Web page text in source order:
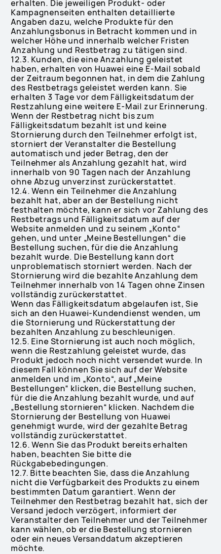
erhalten. Die jeweiligen Produkt- oder
Kampagnenseiten enthalten detaillierte
Angaben dazu, welche Produkte für den
Anzahlungsbonus in Betracht kommen und in
welcher Höhe und innerhalb welcher Fristen
Anzahlung und Restbetrag zu tätigen sind.
12.3. Kunden, die eine Anzahlung geleistet
haben, erhalten von Huawei eine E-Mail sobald
der Zeitraum begonnen hat, in dem die Zahlung
des Restbetrags geleistet werden kann. Sie
erhalten 3 Tage vor dem Fälligkeitsdatum der
Restzahlung eine weitere E-Mail zur Erinnerung.
Wenn der Restbetrag nicht bis zum
Fälligkeitsdatum bezahlt ist und keine
Stornierung durch den Teilnehmer erfolgt ist,
storniert der Veranstalter die Bestellung
automatisch und jeder Betrag, den der
Teilnehmer als Anzahlung gezahlt hat, wird
innerhalb von 90 Tagen nach der Anzahlung
ohne Abzug unverzinst zurückerstattet.
12.4. Wenn ein Teilnehmer die Anzahlung
bezahlt hat, aber an der Bestellung nicht
festhalten möchte, kann er sich vor Zahlung des
Restbetrags und Fälligkeitsdatum auf der
Website anmelden und zu seinem „Konto“
gehen, und unter „Meine Bestellungen“ die
Bestellung suchen, für die die Anzahlung
bezahlt wurde. Die Bestellung kann dort
unproblematisch storniert werden. Nach der
Stornierung wird die bezahlte Anzahlung dem
Teilnehmer innerhalb von 14 Tagen ohne Zinsen
vollständig zurückerstattet.
Wenn das Fälligkeitsdatum abgelaufen ist, Sie
sich an den Huawei-Kundendienst wenden, um
die Stornierung und Rückerstattung der
bezahlten Anzahlung zu beschleunigen.
12.5. Eine Stornierung ist auch noch möglich,
wenn die Restzahlung geleistet wurde, das
Produkt jedoch noch nicht versendet wurde. In
diesem Fall können Sie sich auf der Website
anmelden und im „Konto“, auf „Meine
Bestellungen“ klicken, die Bestellung suchen,
für die die Anzahlung bezahlt wurde, und auf
„Bestellung stornieren“ klicken. Nachdem die
Stornierung der Bestellung von Huawei
genehmigt wurde, wird der gezahlte Betrag
vollständig zurückerstattet.
12.6. Wenn Sie das Produkt bereits erhalten
haben, beachten Sie bitte die
Rückgabebedingungen.
12.7. Bitte beachten Sie, dass die Anzahlung
nicht die Verfügbarkeit des Produkts zu einem
bestimmten Datum garantiert. Wenn der
Teilnehmer den Restbetrag bezahlt hat, sich der
Versand jedoch verzögert, informiert der
Veranstalter den Teilnehmer und der Teilnehmer
kann wählen, ob er die Bestellung stornieren
oder ein neues Versanddatum akzeptieren
möchte.